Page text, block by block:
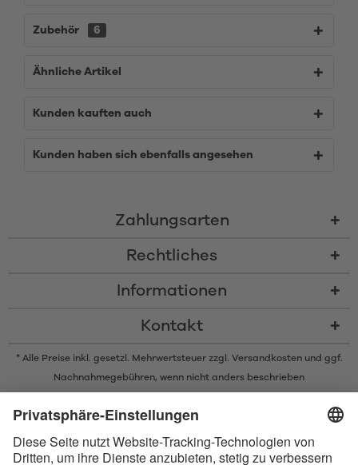
Zubehör 6
Ähnliche Artikel
Kunden kauften auch
Kunden haben sich ebenfalls angesehen
Zahlungsarten
Rechtliches
Informationen
Kontakt
* Alle Preise inkl. gesetzl. Mehrwertsteuer zzgl. Versandkostenund ggf.
Nachnahmegebühren, wenn nicht anders beschrieben
und Eigentum der Bluetooth SIG, Inc. Die Nutzung dieser Marken durch
Apple und das Apple-Logo sind eingetragene Marken von Apple Inc.